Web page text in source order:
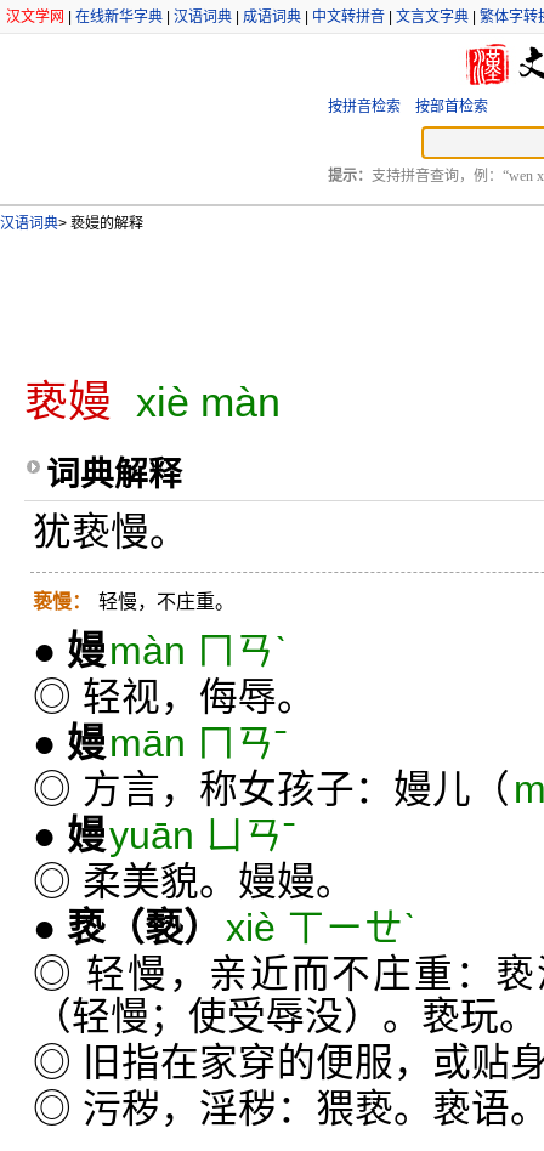
汉文学网 在线新华字典 汉语词典 成语词典 中文转拼音 文言文字典 繁体字转
按拼音检索 按部首检索
提示： 支持拼音查询，例：“wen
汉语词典> 亵嫚的解释
亵嫚 xiè màn
词典解释
犹亵慢。
亵慢： 轻慢，不庄重。
● 嫚màn ㄇㄢˋ
◎ 轻视，侮辱。
● 嫚mān ㄇㄢˉ
◎ 方言，称女孩子：嫚儿（
● 嫚yuān ㄩㄢˉ
◎ 柔美貌。嫚嫚。
● 亵 （褻） xiè ㄒㄧㄝˋ
◎ 轻慢，亲近而不庄重：
（轻慢；使受辱没）。亵玩。
◎ 旧指在家穿的便服，或贴
◎ 污秽，淫秽：猥亵。亵语